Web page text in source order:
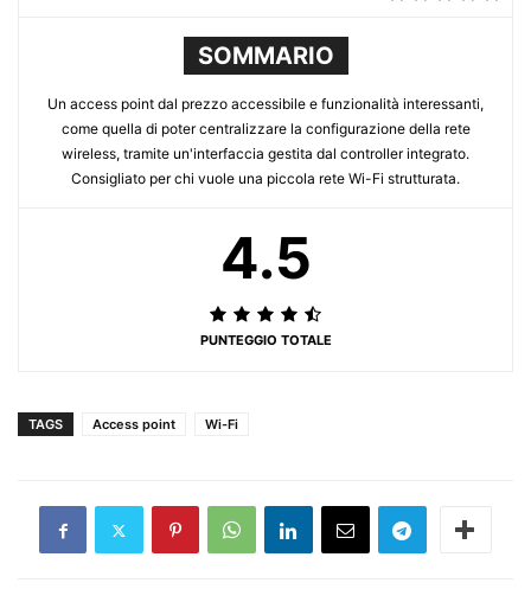
SOMMARIO
Un access point dal prezzo accessibile e funzionalità interessanti,
come quella di poter centralizzare la configurazione della rete
wireless, tramite un'interfaccia gestita dal controller integrato.
Consigliato per chi vuole una piccola rete Wi-Fi strutturata.
4.5
PUNTEGGIO TOTALE
TAGS Access point Wi-Fi